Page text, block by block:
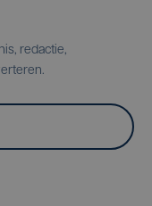
redactie,